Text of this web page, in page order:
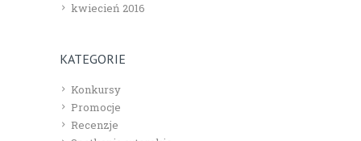
kwiecień 2016
KATEGORIE
Konkursy
Promocje
Recenzje